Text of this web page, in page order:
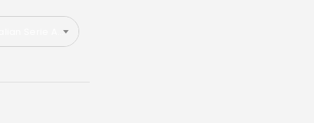
Italian Serie A 2022-2023